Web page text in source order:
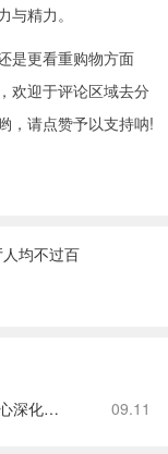
精力。
是更看重购物方面
欢迎于评论区域去分
，请点赞予以支持呐!
均不过百
2025年8月末小红书上海线下市集，电商野心深化之路？ 09.11